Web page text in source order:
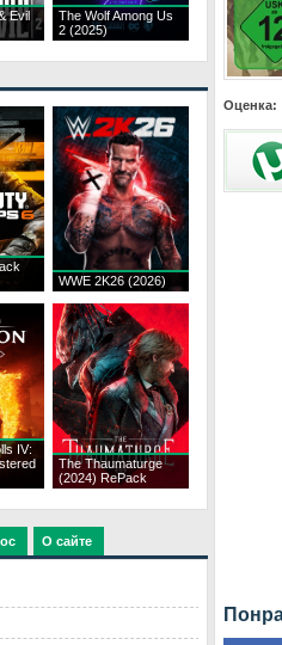
Evil
The Wolf Among Us
2 (2025)
WWE 2K26 (2026)
IV:
The Thaumaturge
(2024) RePack
О сайте
Оценка: